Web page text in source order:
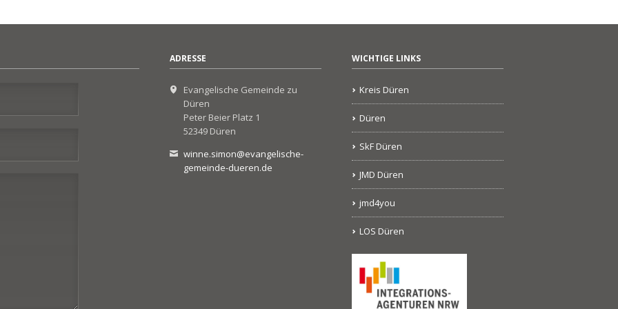
ADRESSE
Evangelische Gemeinde zu
Düren
Peter Beier Platz 1
52349 Düren
winne.simon@evangelische-
gemeinde-dueren.de
WICHTIGE LINKS
Kreis Düren
Düren
SkF Düren
JMD Düren
jmd4you
LOS Düren